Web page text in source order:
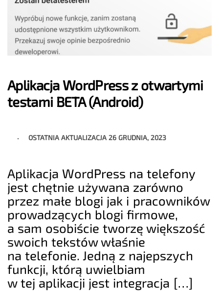
Aplikacja WordPress z otwartymi
testami BETA (Android)
OSTATNIA AKTUALIZACJA 26 GRUDNIA, 2023
Aplikacja WordPress na telefony
jest chętnie używana zarówno
przez małe blogi jak i pracowników
prowadzących blogi firmowe,
a sam osobiście tworzę większość
swoich tekstów właśnie
na telefonie. Jedną z najepszych
funkcji, którą uwielbiam
w tej aplikacji jest integracja […]